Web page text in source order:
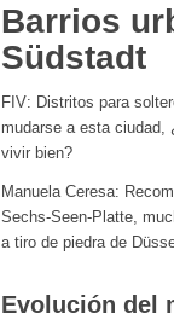
Barrios
Südstadt
FIV: Distritos para
mudarse a esta ciudad,
vivir bien?
Manuela Ceresa:
Sechs-Seen-Platte,
a tiro de piedra de
Evolución del